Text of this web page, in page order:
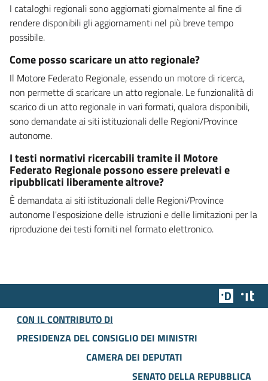
I cataloghi regionali sono aggiornati giornalmente al fine di
rendere disponibili gli aggiornamenti nel più breve tempo
possibile.
Come posso scaricare un atto regionale?
Il Motore Federato Regionale, essendo un motore di ricerca,
non permette di scaricare un atto regionale. Le funzionalità di
scarico di un atto regionale in vari formati, qualora disponibili,
sono demandate ai siti istituzionali delle Regioni/Province
autonome.
I testi normativi ricercabili tramite il Motore
Federato Regionale possono essere prelevati e
ripubblicati liberamente altrove?
È demandata ai siti istituzionali delle Regioni/Province
autonome l'esposizione delle istruzioni e delle limitazioni per la
riproduzione dei testi forniti nel formato elettronico.
Team
CON IL CONTRIBUTO DI
PRESIDENZA DEL CONSIGLIO DEI MINISTRI
CAMERA DEI DEPUTATI
SENATO DELLA REPUBBLICA